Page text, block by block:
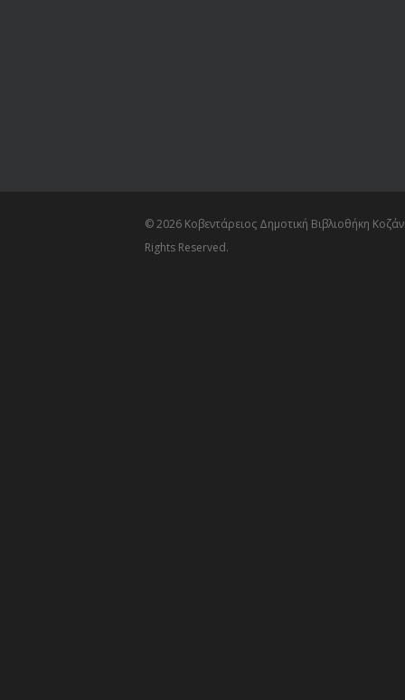
© 2026 Κοβεντάρειος Δημοτική Βιβλιοθήκη
Rights Reserved.